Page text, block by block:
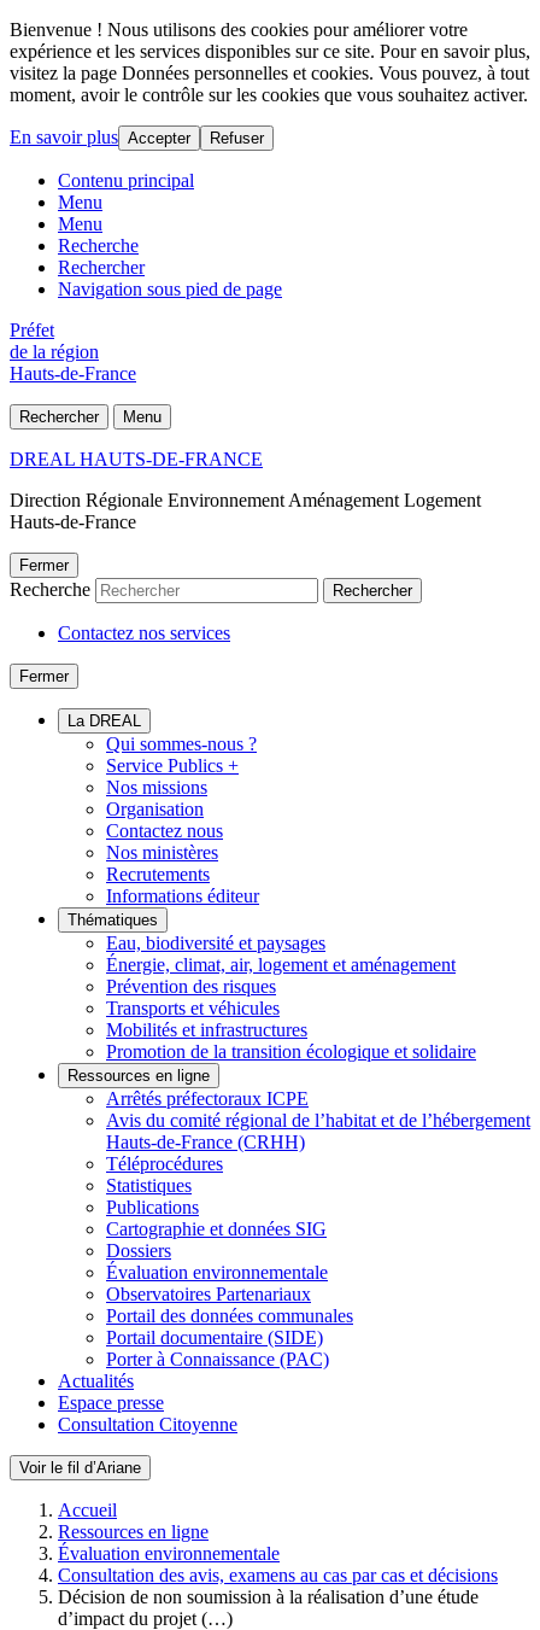
Bienvenue ! Nous utilisons des cookies pour améliorer votre
expérience et les services disponibles sur ce site. Pour en savoir plus,
visitez la page Données personnelles et cookies. Vous pouvez, à tout
moment, avoir le contrôle sur les cookies que vous souhaitez activer.
En savoir plus Accepter Refuser
Contenu principal
Menu
Menu
Recherche
Rechercher
Navigation sous pied de page
Préfet
de la région
Hauts-de-France
Rechercher Menu
DREAL HAUTS-DE-FRANCE
Direction Régionale Environnement Aménagement Logement
Hauts-de-France
Fermer
Recherche Rechercher
Contactez nos services
Fermer
La DREAL
Qui sommes-nous ?
Service Publics +
Nos missions
Organisation
Contactez nous
Nos ministères
Recrutements
Informations éditeur
Thématiques
Eau, biodiversité et paysages
Énergie, climat, air, logement et aménagement
Prévention des risques
Transports et véhicules
Mobilités et infrastructures
Promotion de la transition écologique et solidaire
Ressources en ligne
Arrêtés préfectoraux ICPE
Avis du comité régional de l’habitat et de l’hébergement
Hauts-de-France (CRHH)
Téléprocédures
Statistiques
Publications
Cartographie et données SIG
Dossiers
Évaluation environnementale
Observatoires Partenariaux
Portail des données communales
Portail documentaire (SIDE)
Porter à Connaissance (PAC)
Actualités
Espace presse
Consultation Citoyenne
Voir le fil d’Ariane
Accueil
Ressources en ligne
Évaluation environnementale
Consultation des avis, examens au cas par cas et décisions
Décision de non soumission à la réalisation d’une étude
d’impact du projet (…)